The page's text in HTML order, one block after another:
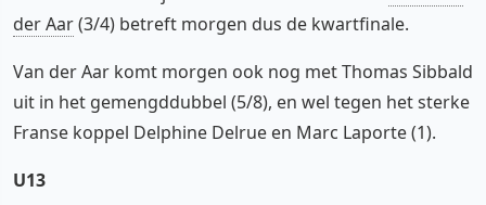
der Aar(3/4) betreft morgen dus de kwartfinale.
Van der Aar komt morgen ook nog met Thomas Sibbald
uit in het gemengddubbel (5/8), en wel tegen het sterke
Franse koppel Delphine Delrue en Marc Laporte (1).
U13